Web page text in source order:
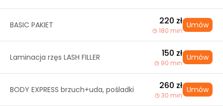
BASIC PAKIET 220 zł
180 min
Umów
Laminacja rzęs LASH FILLER 150 zł
90 min
Umów
BODY EXPRESS brzuch+uda, pośladki 260 zł
30 min
Umów